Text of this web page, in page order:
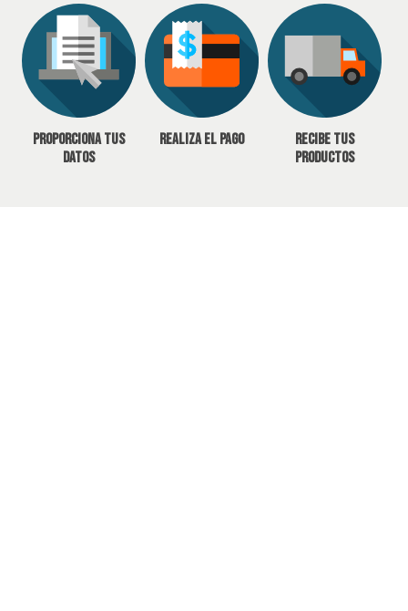
Proporciona tus
datos
Realiza el pago
Recibe tus
productos